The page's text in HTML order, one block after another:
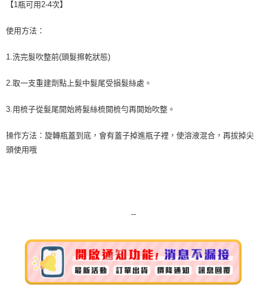
每筆NT$80，滿NT$999(含以上)免運費
全家純取貨 (先付款
每筆NT$80，滿NT$999(含以上)免運費
7-11純取貨 (先付款
每筆NT$250，滿NT$3,000(含以上)免運費
付款後門市自取
免運費
【1瓶可用2-4次】
使用方法：
1.洗完髮吹整前(頭髮擦乾狀態)
2.取一支重建劑點上髮中髮尾受損髮絲處。
3.用梳子從髮尾開始將髮絲梳開梳勻再開始吹整。
操作方法：旋轉瓶蓋到底，會有蓋子掉進瓶子裡，使溶液混合，再拔掉尖
頭使用哦
--